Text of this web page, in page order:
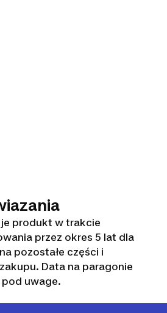
produkt w trakcie
przez okres 5 lat dla
pozostałe części i
Data na paragonie
uwage.